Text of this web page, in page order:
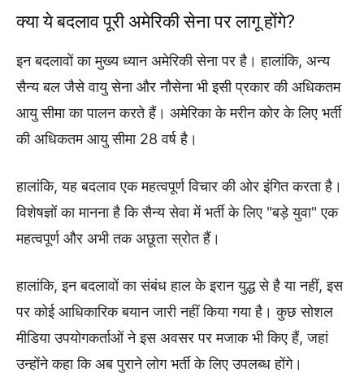
क्या ये बदलाव पूरी अमेरिकी सेना पर लागू होंगे?
इन बदलावों का मुख्य ध्यान अमेरिकी सेना पर है। हालांकि, अन्य
सैन्य बल जैसे वायु सेना और नौसेना भी इसी प्रकार की अधिकतम
आयु सीमा का पालन करते हैं। अमेरिका के मरीन कोर के लिए भर्ती
की अधिकतम आयु सीमा 28 वर्ष है।
हालांकि, यह बदलाव एक महत्वपूर्ण विचार की ओर इंगित करता है।
विशेषज्ञों का मानना है कि सैन्य सेवा में भर्ती के लिए "बड़े युवा" एक
महत्वपूर्ण और अभी तक अछूता स्रोत हैं।
हालांकि, इन बदलावों का संबंध हाल के इरान युद्ध से है या नहीं, इस
पर कोई आधिकारिक बयान जारी नहीं किया गया है। कुछ सोशल
मीडिया उपयोगकर्ताओं ने इस अवसर पर मजाक भी किए हैं, जहां
उन्होंने कहा कि अब पुराने लोग भर्ती के लिए उपलब्ध होंगे।